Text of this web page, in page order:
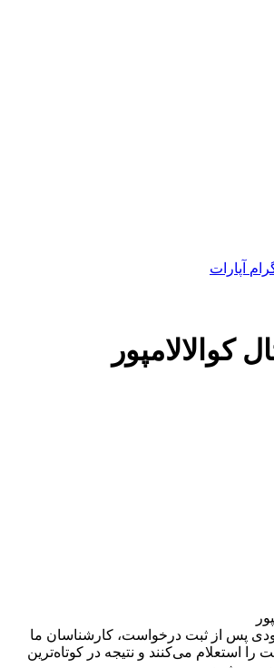
آپارات
کوالالامپور
پس از ثبت درخواست، کارشناسان ما
را استعلام می‌کنند و نتیجه در کوتاه‌ترین